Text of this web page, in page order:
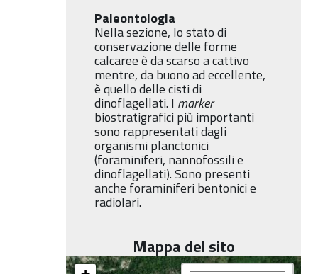
Paleontologia
Nella sezione, lo stato di
conservazione delle forme
calcaree è da scarso a cattivo
mentre, da buono ad eccellente,
è quello delle cisti di
dinoflagellati. I marker
biostratigrafici più importanti
sono rappresentati dagli
organismi planctonici
(foraminiferi, nannofossili e
dinoflagellati). Sono presenti
anche foraminiferi bentonici e
radiolari.
Mappa del sito